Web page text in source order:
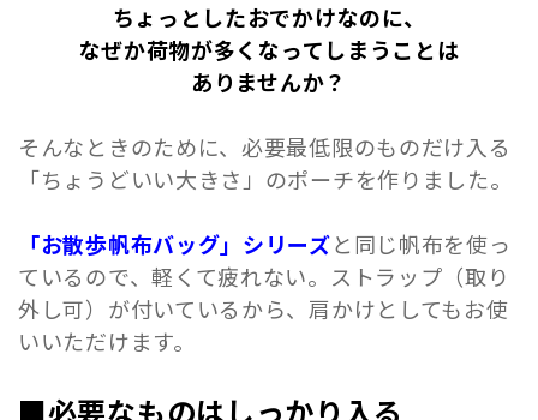
ちょっとしたおでかけなのに、
なぜか荷物が多くなってしまうことは
ありませんか？
そんなときのために、必要最低限のものだけ入る
「ちょうどいい大きさ」のポーチを作りました。
「お散歩帆布バッグ」シリーズと同じ帆布を使っ
ているので、軽くて疲れない。ストラップ（取り
外し可）が付いているから、肩かけとしてもお使
いいただけます。
■必要なものはしっかり入る